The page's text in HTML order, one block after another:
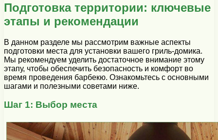
Подготовка территории: ключевые
этапы и рекомендации
В данном разделе мы рассмотрим важные аспекты
подготовки места для установки вашего гриль-домика.
Мы рекомендуем уделить достаточное внимание этому
этапу, чтобы обеспечить безопасность и комфорт во
время проведения барбекю. Ознакомьтесь с основными
шагами и полезными советами ниже.
Шаг 1: Выбор места